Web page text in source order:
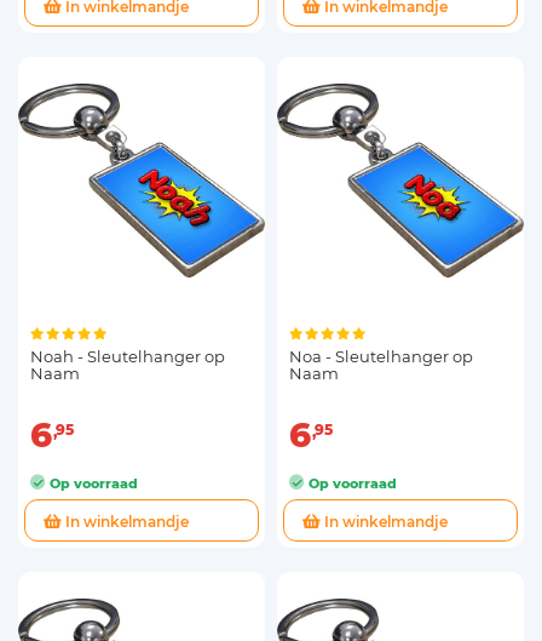
In winkelmandje In winkelmandje
Noah - Sleutelhanger op
Naam
6 95
Op voorraad
In winkelmandje
Noa - Sleutelhanger op
Naam
6 95
Op voorraad
In winkelmandje